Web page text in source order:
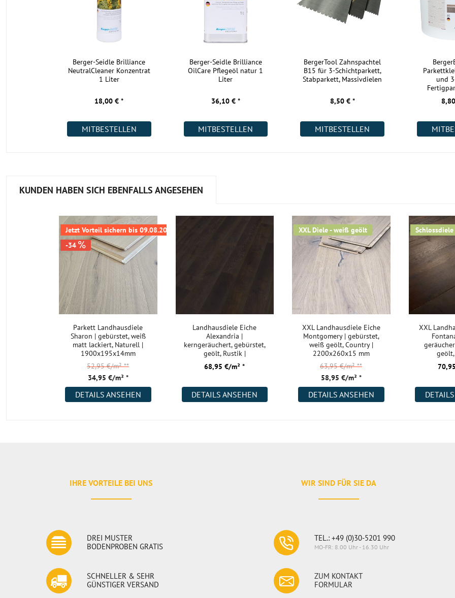
Küche:
Gewerbe (gering beansprucht):
Gewerbe (stark beansprucht):
Akklimatisierung:
Berger-Seidle Brilliance
NeutralCleaner Konzentrat
1 Liter
18,00 € *
MITBESTELLEN
Berger-Seidle Brilliance
OilCare Pflegeöl natur 1
Liter
36,10 € *
MITBESTELLEN
BergerTool Zahnspachtel
B15 für 3-Schichtparkett,
Stabparkett, Massivdielen
8,50 € *
MITBESTELLEN
und
KUNDEN HABEN SICH EBENFALLS ANGESEHEN
Jetzt Vorteil sichern bis 09.08.2026
-34
Parkett Landhausdiele
Sharon | gebürstet, weiß
matt lackiert, Naturell |
1900x195x14mm
34,95 €/m² *
52,95 €/m²**
DETAILS ANSEHEN
Landhausdiele Eiche
Alexandria |
kerngeräuchert, gebürstet,
geölt, Rustik |
1860x189x15 mm
68,95 €/m² *
DETAILS ANSEHEN
XXL Diele - weiß geölt
XXL Landhausdiele Eiche
Montgomery | gebürstet,
weiß geölt, Country |
2200x260x15 mm
58,95 €/m² *
63,95 €/m²**
DETAILS ANSEHEN
XXL
IHRE VORTEILE BEI UNS
DREI MUSTER
BODENPROBEN GRATIS
SCHNELLER & SEHR
GÜNSTIGER VERSAND
WIR SIND FÜR SIE DA
TEL.: +49 (0)30-5201 990
MO-FR: 8.00 Uhr - 16.30 Uhr
ZUM KONTAKT
FORMULAR